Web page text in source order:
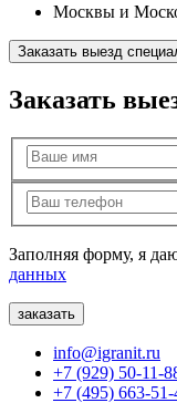
Москвы и
Заказать выезд
Заказать
Заполняя форму, я
данных
info@igranit.ru
+7 (929) 50-11-
+7 (495) 663-51-